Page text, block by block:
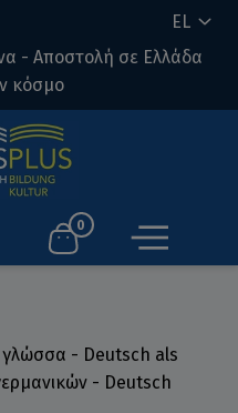
EL
- Αποστολή σε Ελλάδα
κόσμο
0
γλώσσα - Deutsch als
- Deutsch